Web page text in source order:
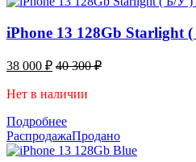
iPhone 13 128Gb
38 000 ₽ 40 300₽
Нет в наличии
Подробнее
РаспродажаПродано